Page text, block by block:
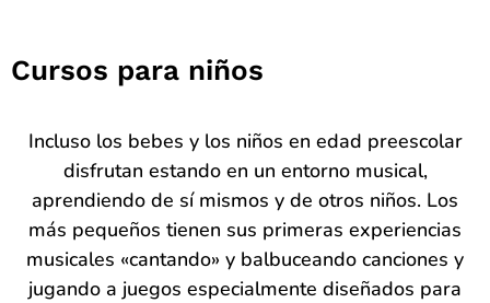
Cursos para niños
Incluso los bebes y los niños en edad preescolar
disfrutan estando en un entorno musical,
aprendiendo de sí mismos y de otros niños. Los
más pequeños tienen sus primeras experiencias
musicales «cantando» y balbuceando canciones y
jugando a juegos especialmente diseñados para